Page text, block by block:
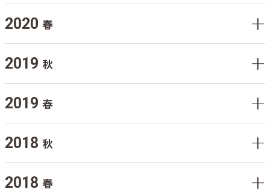
2020 春
2019 秋
2019 春
2018 秋
2018 春